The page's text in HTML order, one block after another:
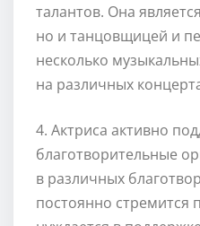
талантов. Она
но и танцовщицей и
несколько
на различных
4. Актриса активно
благотворительные
в различных
постоянно стремится